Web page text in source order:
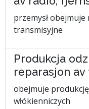
przemysł
transmisyjne
Produkcja
reparasjon
obejmuje
włókienniczych